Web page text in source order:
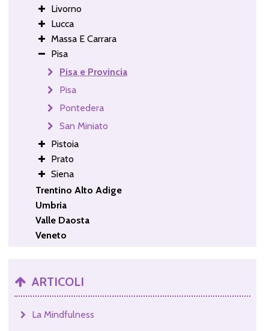
Livorno
Lucca
Massa E Carrara
Pisa
Pisa e Provincia
Pisa
Pontedera
San Miniato
Pistoia
Prato
Siena
Trentino Alto Adige
Umbria
Valle Daosta
Veneto
ARTICOLI
La Mindfulness